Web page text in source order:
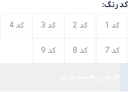
کد رنگ:
کد 1 کد 2 کد 3 کد 4
کد 7 کد 8 کد 9